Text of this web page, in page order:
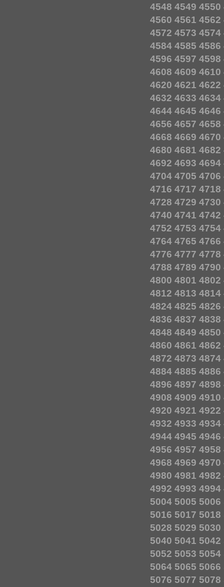
4548 4549 4550
4560 4561 4562
4572 4573 4574
4584 4585 4586
4596 4597 4598
4608 4609 4610
4620 4621 4622
4632 4633 4634
4644 4645 4646
4656 4657 4658
4668 4669 4670
4680 4681 4682
4692 4693 4694
4704 4705 4706
4716 4717 4718
4728 4729 4730
4740 4741 4742
4752 4753 4754
4764 4765 4766
4776 4777 4778
4788 4789 4790
4800 4801 4802
4812 4813 4814
4824 4825 4826
4836 4837 4838
4848 4849 4850
4860 4861 4862
4872 4873 4874
4884 4885 4886
4896 4897 4898
4908 4909 4910
4920 4921 4922
4932 4933 4934
4944 4945 4946
4956 4957 4958
4968 4969 4970
4980 4981 4982
4992 4993 4994
5004 5005 5006
5016 5017 5018
5028 5029 5030
5040 5041 5042
5052 5053 5054
5064 5065 5066
5076 5077 5078